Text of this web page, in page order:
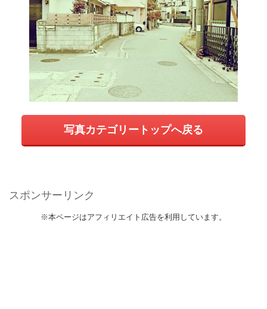
写真カテゴリートップへ戻る
スポンサーリンク
※本ページはアフィリエイト広告を利用しています。